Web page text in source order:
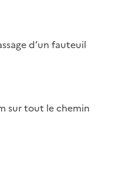
d’un fauteuil
sur tout le chemin